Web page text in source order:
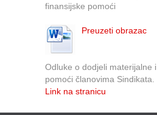
finansijske pomoći
Preuzeti obrazac
Odluke o dodjeli materijalne
pomoći članovima Sindikata.
Link na stranicu